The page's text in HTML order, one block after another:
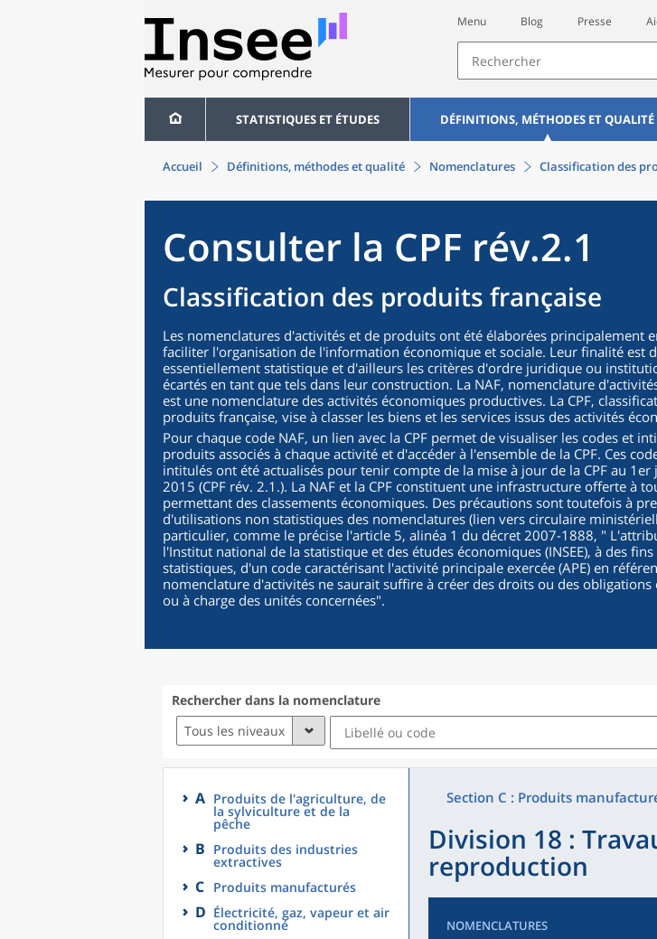
Menu Blog Presse
STATISTIQUES ET ÉTUDES DÉFINITIONS, MÉTHODES ET QUALITÉ
Accueil Définitions, méthodes et qualité Nomenclatures Classification des
Consulter la CPF rév.2.1
Classification des produits française
Les nomenclatures d'activités et de produits ont été élaborées principalement
faciliter l'organisation de l'information économique et sociale. Leur finalité est
essentiellement statistique et d'ailleurs les critères d'ordre juridique ou
écartés en tant que tels dans leur construction. La NAF, nomenclature
est une nomenclature des activités économiques productives. La CPF,
produits française, vise à classer les biens et les services issus des activités
Pour chaque code NAF, un lien avec la CPF permet de visualiser les codes et
produits associés à chaque activité et d'accéder à l'ensemble de la CPF. Ces
intitulés ont été actualisés pour tenir compte de la mise à jour de la CPF au 1er
2015 (CPF rév. 2.1.). La NAF et la CPF constituent une infrastructure offerte à
permettant des classements économiques. Des précautions sont toutefois à
d'utilisations non statistiques des nomenclatures (lien vers circulaire
particulier, comme le précise l'article 5, alinéa 1 du décret 2007-1888, "
l'Institut national de la statistique et des études économiques (INSEE), à des fins
statistiques, d'un code caractérisant l'activité principale exercée (APE) en
nomenclature d'activités ne saurait suffire à créer des droits ou des obligations
ou à charge des unités concernées".
Rechercher dans la nomenclature
Tous les niveaux
A Produits de l'agriculture, de
la sylviculture et de la
pêche
B Produits des industries
extractives
C Produits manufacturés
D Électricité, gaz, vapeur et air
conditionné
Section C : Produits
Division 18 :
reproduction
NOMENCLATURES